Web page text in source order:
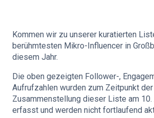
🇩🇪 DE
Kommen wir zu unserer kuratierten
berühmtesten Mikro-Influencer in
diesem Jahr.
Die oben gezeigten Follower-,
Aufrufzahlen wurden zum Zeitpunkt der
Zusammenstellung dieser Liste am
erfasst und werden nicht fortlaufend